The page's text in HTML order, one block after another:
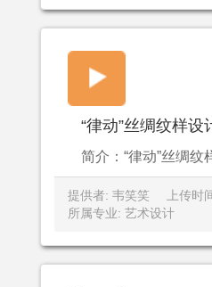
“律动”丝绸纹样设
简介：“律动”丝绸纹
提供者: 韦笑笑
上传时
所属专业: 艺术设计